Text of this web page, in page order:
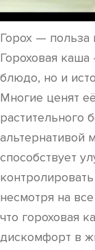
Горох — польза
Гороховая
блюдо, но и
Многие ценят
растительного
альтернативой
способствует
несмотря на
что гороховая
дискомфорт в